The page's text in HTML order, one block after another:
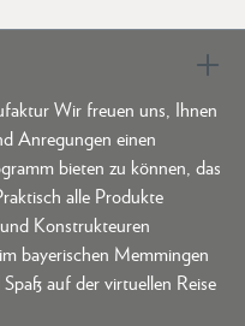
Wir freuen uns, Ihnen
Anregungen einen
bieten zu können, das
alle Produkte
Konstrukteuren
bayerischen Memmingen
auf der virtuellen Reise